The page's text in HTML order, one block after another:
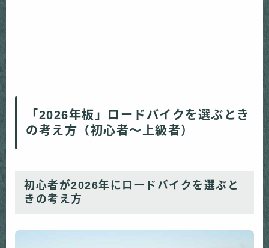
「2026年板」ロードバイクを選ぶとき
の考え方（初心者〜上級者）
初心者が2026年にロードバイクを選ぶと
きの考え方